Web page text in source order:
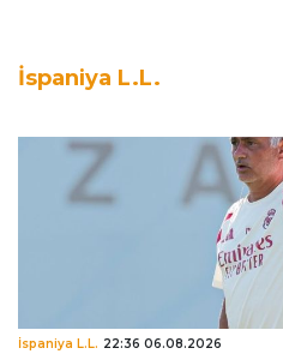
İspaniya L.L.
İspaniya L.L. 22:36 06.08.2026